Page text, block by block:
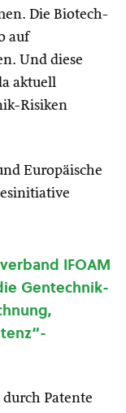
Die Biotech-
auf
Und diese
aktuell
Risiken
Europäische
IFOAM
Gentechnik-
Patente